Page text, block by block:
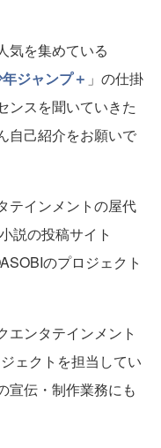
気を集めている
ジャンプ＋ 」の仕掛
ンスを聞いていきた
自己紹介をお願いで
テインメントの屋代
説の投稿サイト
のプロジェクト
エンタテインメント
ェクトを担当してい
宣伝・制作業務にも